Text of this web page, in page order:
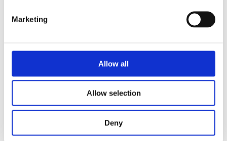
Marketing
Allow all
Allow selection
Deny
så vi kan legge flere ressurser på det personlige og den
menneskelige kontakten.»
Cepheo var en opplagt partner, og
levde opp til forventningene
Element Logic er i gang med en større oppdatering av
systemer hvor Cepheo er samlet partner på tvers av
løsningene, så man ikke bare utnytter at man blir
innenfor Dynamics-økosystemet, men også å ha den
samme implementeringspartneren på hele prosjektet: